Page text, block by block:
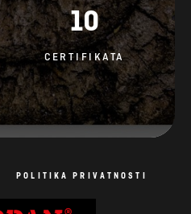
10
CERTIFIKATA
POLITIKA PRIVATNOSTI